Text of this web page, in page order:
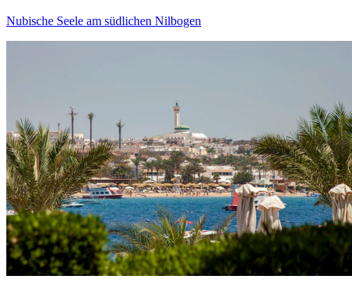
Nubische Seele am südlichen Nilbogen